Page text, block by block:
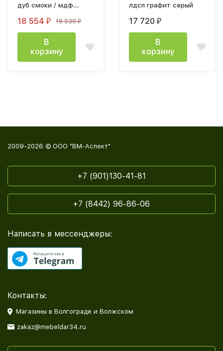
дуб смоки / мдф
18 554 ₽ 19 530₽
В
корзину
лдсп графит серый
17 720 ₽
В
корзину
2009-2026 © ООО "ВМ-Аспект"
+7 (901)130-41-81
+7 (8442) 96-86-06
Написать в мессенджеры:
Контакты:
Магазины в Волгограде и Волжском
zakaz@mebeldar34.ru